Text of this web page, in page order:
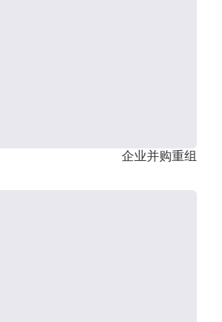
企业并购重组